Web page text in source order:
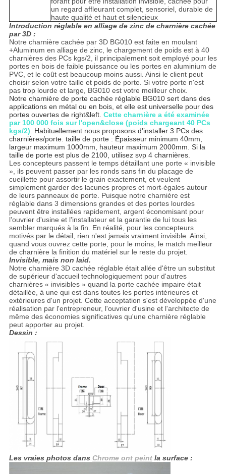
un regard affleurant complet, sensoriel, durable de
haute qualité et haut et silencieux
Introduction réglable en alliage de zinc de charnière cachée
par 3D :
Notre charnière cachée par 3D BG010 est faite en moulant
+Aluminum en alliage de zinc, le chargement de poids est à 40
charnières des PCs kgs/2, il principalement soit employé pour les
portes en bois de faible puissance ou les portes en aluminium de
PVC, et le coût est beaucoup moins aussi. Ainsi le client peut
choisir selon votre taille et poids de porte. Si votre porte n'est
pas trop lourde et large, BG010 est votre meilleur choix.
Notre charnière de porte cachée réglable BG010 sert dans des
applications en métal ou en bois, et elle est universelle pour des
portes ouvertes de right&left. Cette charnière a été examinée
par 100 000 fois sur l'open&close (poids chargeant 40 PCs
kgs/2). Habituellement nous proposons d'installer 3 PCs des
charnières/porte. taille de porte : Épaisseur minimum 40mm,
largeur maximum 1000mm, hauteur maximum 2000mm. Si la
taille de porte est plus de 2100, utilisez svp 4 charnières.
Les concepteurs passent le temps détaillant une porte « invisible
», ils peuvent passer par les ronds sans fin du placage de
cueillette pour assortir le grain exactement, et veulent
simplement garder des lacunes propres et mort-égales autour
de leurs panneaux de porte. Puisque notre charnière est
réglable dans 3 dimensions grandes et des portes lourdes
peuvent être installées rapidement, argent économisant pour
l'ouvrier d'usine et l'installateur et la garantie de lui tous les
sembler marqués à la fin. En réalité, pour les concepteurs
motivés par le détail, rien n'est jamais vraiment invisible. Ainsi,
quand vous ouvrez cette porte, pour le moins, le match meilleur
de charnière la finition du matériel sur le reste du projet.
Invisible, mais non laid.
Notre charnière 3D cachée réglable était allée d'être un substitut
de supérieur d'accueil technologiquement pour d'autres
charnières « invisibles » quand la porte cachée impaire était
détaillée, à une qui est dans toutes les portes intérieures et
extérieures d'un projet. Cette acceptation s'est développée d'une
réalisation par l'entrepreneur, l'ouvrier d'usine et l'architecte de
même des économies significatives qu'une charnière réglable
peut apporter au projet.
Dessin :
Les vraies photos dans Chrome ont peint la surface :